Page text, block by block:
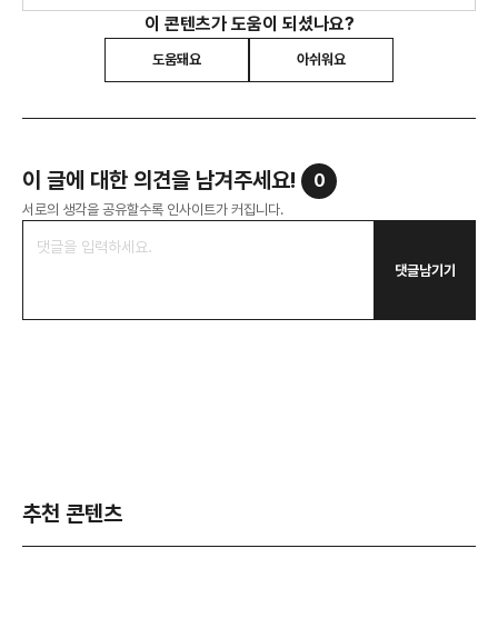
이 콘텐츠가 도움이 되셨나요?
도움돼요 아쉬워요
이 글에 대한 의견을 남겨주세요! 0
서로의 생각을 공유할수록 인사이트가 커집니다.
댓글남기기
추천 콘텐츠